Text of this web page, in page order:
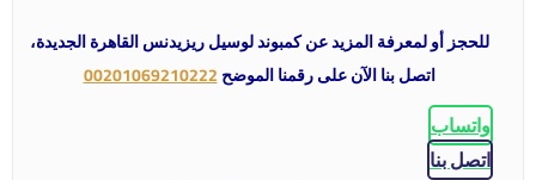
للحجز أو لمعرفة المزيد عن كمبوند لوسيل ريزيدنس القاهرة الجديدة،
اتصل بنا الآن على رقمنا الموضح00201069210222
واتساب
اتصل بنا